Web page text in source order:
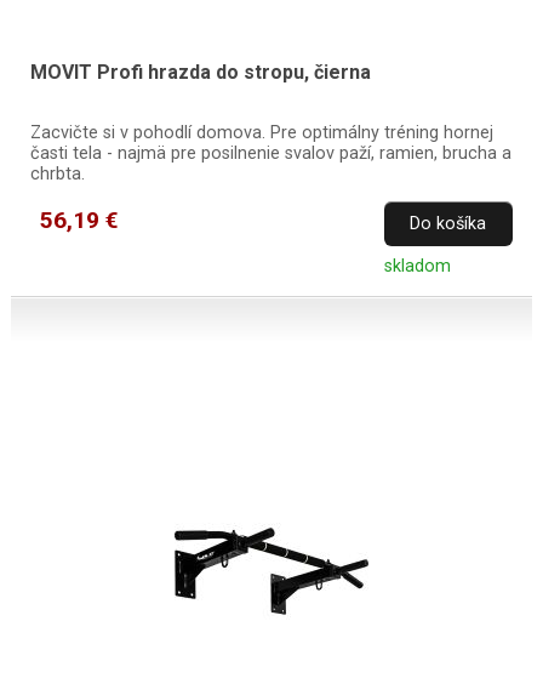
MOVIT Profi hrazda do stropu, čierna
Zacvičte si v pohodlí domova. Pre optimálny tréning hornej
časti tela - najmä pre posilnenie svalov paží, ramien, brucha a
chrbta.
56,19 € Do košíka
skladom